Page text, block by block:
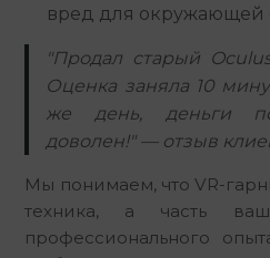
вред для окружающей
"Продал старый
Оценка заняла 10
же день, деньги
доволен!" — отзыв
Мы понимаем, что VR-
техника, а часть
профессионального